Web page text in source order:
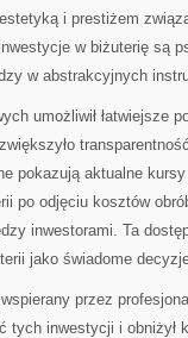
i prestiżem
w biżuterię są
w abstrakcyjnych
umożliwił łatwiejsze
pokazują aktualne
po odjęciu kosztów
inwestorami. Ta
jako świadome
przez
tych inwestycji i obniżył